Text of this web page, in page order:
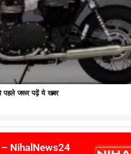
पहले जरूर पढ़ें ये खबर
NihalNews24